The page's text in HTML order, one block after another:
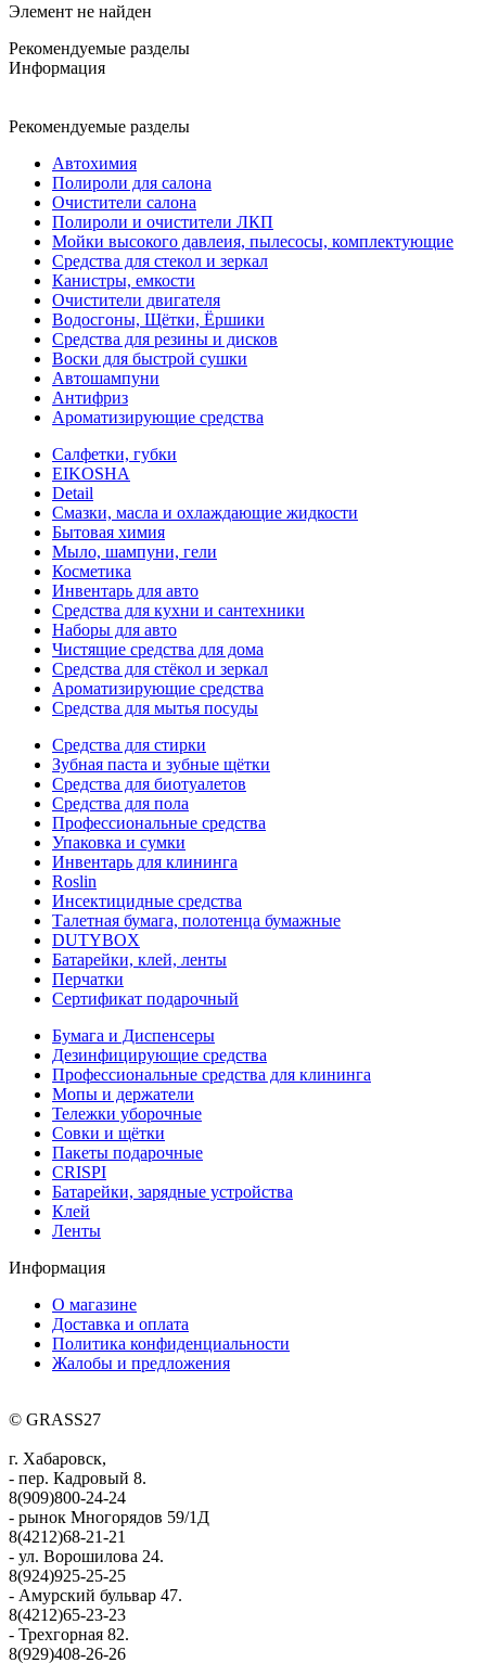
Элемент не найден
Рекомендуемые разделы
Информация
Рекомендуемые разделы
Автохимия
Полироли для салона
Очистители салона
Полироли и очистители ЛКП
Мойки высокого давлеия, пылесосы, комплектующие
Средства для стекол и зеркал
Канистры, емкости
Очистители двигателя
Водосгоны, Щётки, Ёршики
Средства для резины и дисков
Воски для быстрой сушки
Автошампуни
Антифриз
Ароматизирующие средства
Салфетки, губки
EIKOSHA
Detail
Смазки, масла и охлаждающие жидкости
Бытовая химия
Мыло, шампуни, гели
Косметика
Инвентарь для авто
Средства для кухни и сантехники
Наборы для авто
Чистящие средства для дома
Средства для стёкол и зеркал
Ароматизирующие средства
Средства для мытья посуды
Средства для стирки
Зубная паста и зубные щётки
Средства для биотуалетов
Средства для пола
Профессиональные средства
Упаковка и сумки
Инвентарь для клининга
Roslin
Инсектицидные средства
Талетная бумага, полотенца бумажные
DUTYBOX
Батарейки, клей, ленты
Перчатки
Сертификат подарочный
Бумага и Диспенсеры
Дезинфицирующие средства
Профессиональные средства для клининга
Мопы и держатели
Тележки уборочные
Совки и щётки
Пакеты подарочные
CRISPI
Батарейки, зарядные устройства
Клей
Ленты
Информация
О магазине
Доставка и оплата
Политика конфиденциальности
Жалобы и предложения
© GRASS27
г. Хабаровск,
- пер. Кадровый 8.
8(909)800-24-24
- рынок Многорядов 59/1Д
8(4212)68-21-21
- ул. Ворошилова 24.
8(924)925-25-25
- Амурский бульвар 47.
8(4212)65-23-23
- Трехгорная 82.
8(929)408-26-26